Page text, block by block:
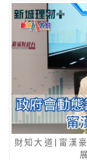
財知大道|甯漢